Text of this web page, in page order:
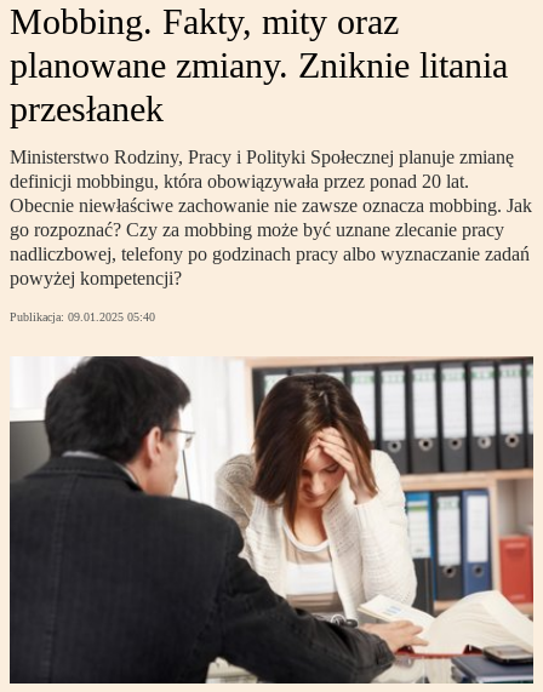
Mobbing. Fakty, mity oraz
planowane zmiany. Zniknie litania
przesłanek
Ministerstwo Rodziny, Pracy i Polityki Społecznej planuje zmianę
definicji mobbingu, która obowiązywała przez ponad 20 lat.
Obecnie niewłaściwe zachowanie nie zawsze oznacza mobbing. Jak
go rozpoznać? Czy za mobbing może być uznane zlecanie pracy
nadliczbowej, telefony po godzinach pracy albo wyznaczanie zadań
powyżej kompetencji?
Publikacja: 09.01.2025 05:40